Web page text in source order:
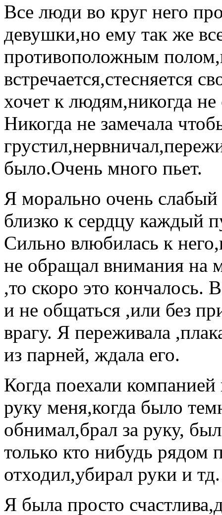
Все люди во круг него
девушки,но ему так же
противоположным
встречается,стесняется
хочет к людям,никогда
Никогда не замечала
было.Очень много пьет.
Я морально очень
близко к сердцу каждый
Сильно влюбилась к
не обращал внимания на
,то скоро это
и не общаться ,или без
врагу. Я переживала
из парней, ждала его.
Когда поехали компанией
руку меня,когда было
обнимал,брал за руку,
только кто нибудь рядом
отходил,убирал руки и тд.
Я была просто